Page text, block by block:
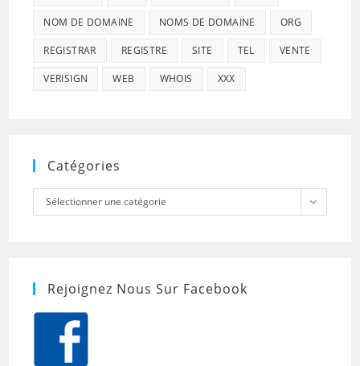
NOM DE DOMAINE NOMS DE DOMAINE ORG
REGISTRAR REGISTRE SITE TEL VENTE
VERISIGN WEB WHOIS XXX
Catégories
Catégories
Sélectionner une catégorie
Rejoignez Nous Sur Facebook